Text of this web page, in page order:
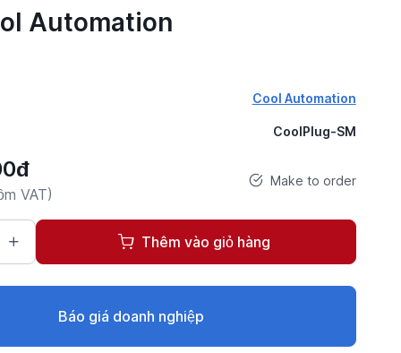
Automation
Cool Automation
CoolPlug-SM
VAT)
Make to order
Thêm vào giỏ hàng
Báo giá doanh nghiệp